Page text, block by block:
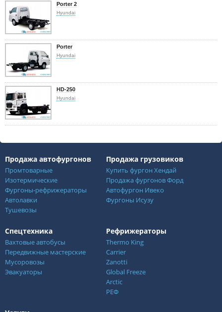
Porter 2
Hyundai
Porter
Hyundai
HD-250
Hyundai
Продажа автофургонов
Промтоварные
Изотермические
Фургоны-рефрижераторы
Автолавки
Тушевозы
Продажа грузовиков
Купить фургон Хендай
Продажа фургонов Форд
Автофургон Ивеко
Фургоны Исузу
Спецтехника
Вахтовые автобусы
Передвижные мастерские
Мусоровозы
Эвакуаторы
Рефрижераторы
Thermo King
Carrier
Zanotti
Global Freeze
Arctic
РЕФ